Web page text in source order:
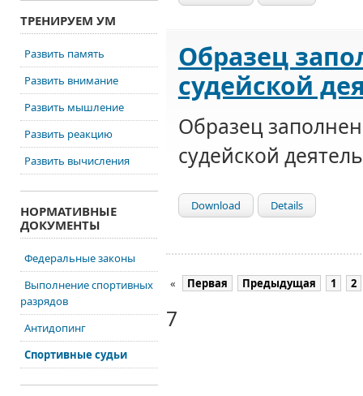
Образец
судейской
Образец
судейской
Download Details
« Первая Предыдущая 1 2
7
ТРЕНИРУЕМ УМ
Развить память
Развить внимание
Развить мышление
Развить реакцию
Развить вычисления
НОРМАТИВНЫЕ
ДОКУМЕНТЫ
Федеральные законы
Выполнение спортивных
разрядов
Антидопинг
Спортивные судьи